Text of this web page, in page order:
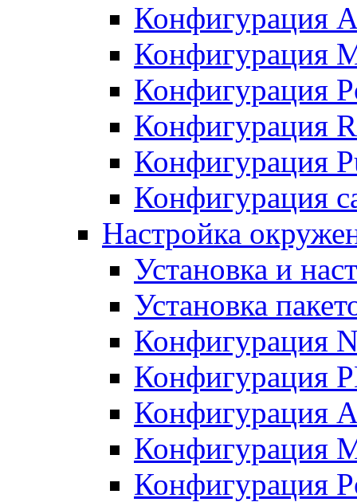
Конфигурация
Конфигурация
Конфигурация
Конфигурация
Конфигурация
Конфигурация
Настройка
Установка и
Установка
Конфигурация
Конфигурация
Конфигурация
Конфигурация
Конфигурация